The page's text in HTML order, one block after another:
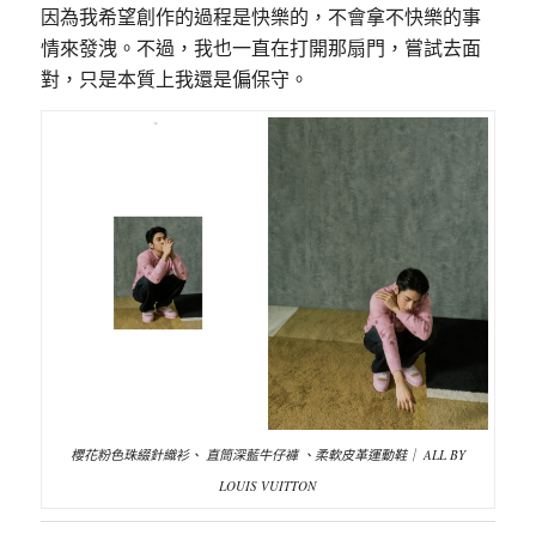
因為我希望創作的過程是快樂的，不會拿不快樂的事
情來發洩。不過，我也一直在打開那扇門，嘗試去面
對，只是本質上我還是偏保守。
櫻花粉色珠綴針織衫、 直筒深藍牛仔褲 、柔軟皮革運動鞋｜ ALL BY
LOUIS VUITTON